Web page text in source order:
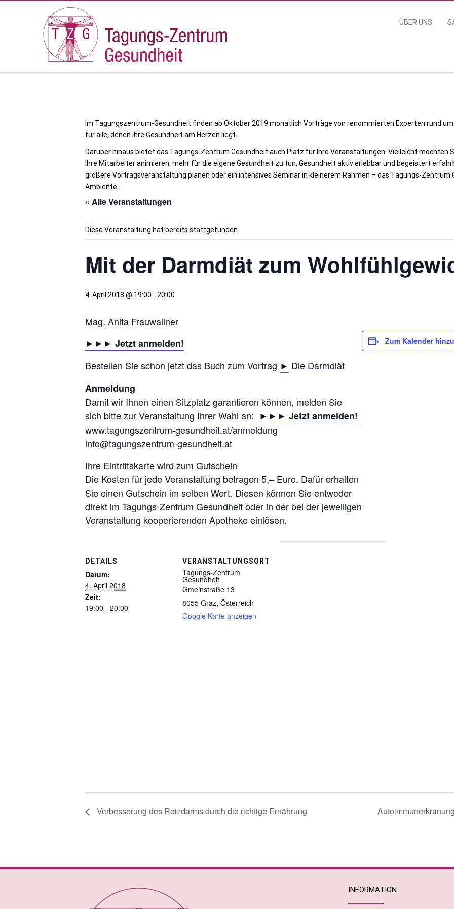
ÜBER UNS
Im Tagungszentrum-Gesundheit finden ab Oktober 2019 monatlich Vorträge von renommierten Experten rund
für alle, denen ihre Gesundheit am Herzen liegt.
Darüber hinaus bietet das Tagungs-Zentrum Gesundheit auch Platz für Ihre Veranstaltungen: Vielleicht möchten
Ihre Mitarbeiter animieren, mehr für die eigene Gesundheit zu tun, Gesundheit aktiv erlebbar und begeistert
größere Vortragsveranstaltung planen oder ein intensives Seminar in kleinerem Rahmen – das Tagungs-
Ambiente.
« Alle Veranstaltungen
Diese Veranstaltung hat bereits stattgefunden.
Mit der Darmdiät zum
4. April 2018 @ 19:00 - 20:00
Mag. Anita Frauwallner
►►► Jetzt anmelden!
Bestellen Sie schon jetzt das Buch zum Vortrag ► Die Darmdiät
Anmeldung
Damit wir Ihnen einen Sitzplatz garantieren können, melden Sie
sich bitte zur Veranstaltung Ihrer Wahl an: ►►► Jetzt anmelden!
www.tagungszentrum-gesundheit.at/anmeldung
info@tagungszentrum-gesundheit.at
Ihre Eintrittskarte wird zum Gutschein
Die Kosten für jede Veranstaltung betragen 5,– Euro. Dafür erhalten
Sie einen Gutschein im selben Wert. Diesen können Sie entweder
direkt im Tagungs-Zentrum Gesundheit oder in der bei der jeweiligen
Veranstaltung kooperierenden Apotheke einlösen.
Zum Kalender
DETAILS
Datum:
4. April 2018
Zeit:
19:00 - 20:00
VERANSTALTUNGSORT
Tagungs-Zentrum
Gesundheit
Gmeinstraße 13
8055 Graz, Österreich
Google Karte anzeigen
Verbesserung des Reizdarms durch die richtige Ernährung
INFORMATION